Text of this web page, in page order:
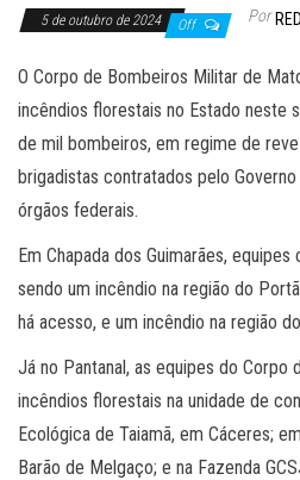
5 de outubro de 2024 Off Por
O Corpo de Bombeiros Militar de
incêndios florestais no Estado neste
de mil bombeiros, em regime de
brigadistas contratados pelo
órgãos federais.
Em Chapada dos Guimarães,
sendo um incêndio na região do
há acesso, e um incêndio na região
Já no Pantanal, as equipes do
incêndios florestais na unidade de
Ecológica de Taiamã, em Cáceres;
Barão de Melgaço; e na Fazenda